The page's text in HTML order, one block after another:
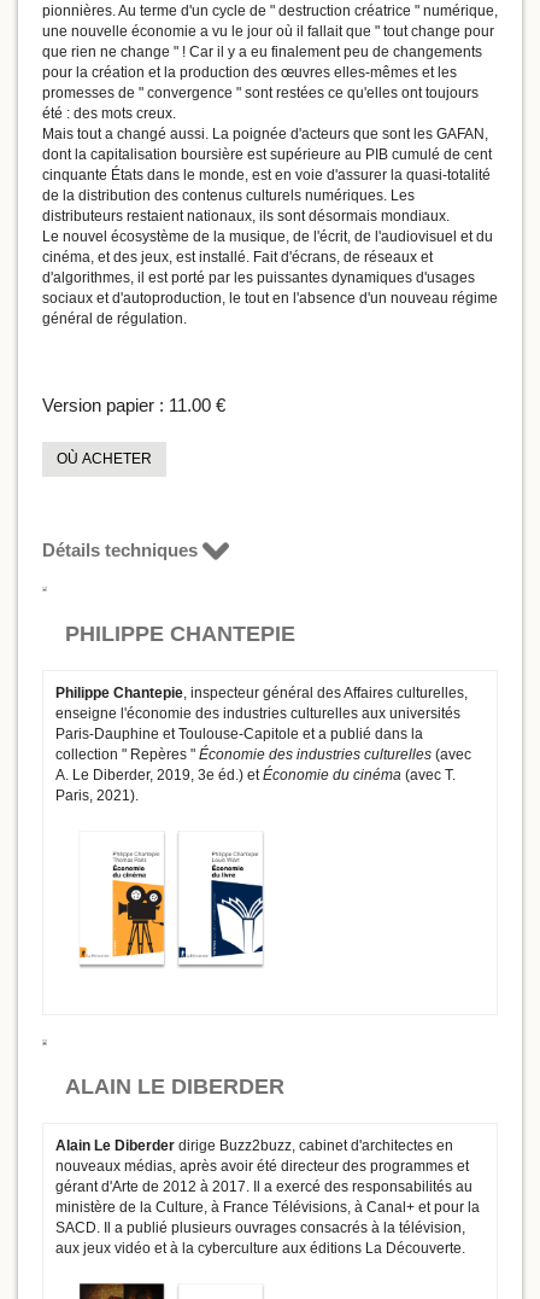
pionnières. Au terme d'un cycle de " destruction créatrice " numérique,
une nouvelle économie a vu le jour où il fallait que " tout change pour
que rien ne change " ! Car il y a eu finalement peu de changements
pour la création et la production des œuvres elles-mêmes et les
promesses de " convergence " sont restées ce qu'elles ont toujours
été : des mots creux.
Mais tout a changé aussi. La poignée d'acteurs que sont les GAFAN,
dont la capitalisation boursière est supérieure au PIB cumulé de cent
cinquante États dans le monde, est en voie d'assurer la quasi-totalité
de la distribution des contenus culturels numériques. Les
distributeurs restaient nationaux, ils sont désormais mondiaux.
Le nouvel écosystème de la musique, de l'écrit, de l'audiovisuel et du
cinéma, et des jeux, est installé. Fait d'écrans, de réseaux et
d'algorithmes, il est porté par les puissantes dynamiques d'usages
sociaux et d'autoproduction, le tout en l'absence d'un nouveau régime
général de régulation.
Version papier : 11.00 €
OÙ ACHETER
Détails techniques
PHILIPPE CHANTEPIE
Philippe Chantepie , inspecteur général des Affaires culturelles,
enseigne l'économie des industries culturelles aux universités
Paris-Dauphine et Toulouse-Capitole et a publié dans la
collection " Repères " Économie des industries culturelles (avec
A. Le Diberder, 2019, 3e éd.) etÉconomie du cinéma (avec T.
Paris, 2021).
ALAIN LE DIBERDER
Alain Le Diberder dirige Buzz2buzz, cabinet d'architectes en
nouveaux médias, après avoir été directeur des programmes et
gérant d'Arte de 2012 à 2017. Il a exercé des responsabilités au
ministère de la Culture, à France Télévisions, à Canal+ et pour la
SACD. Il a publié plusieurs ouvrages consacrés à la télévision,
aux jeux vidéo et à la cyberculture aux éditions La Découverte.